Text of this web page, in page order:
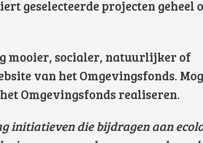
geselecteerde projecten geheel
mooier, socialer, natuurlijker of
van het Omgevingsfonds.
Omgevingsfonds realiseren.
initiatieven die bijdragen aan